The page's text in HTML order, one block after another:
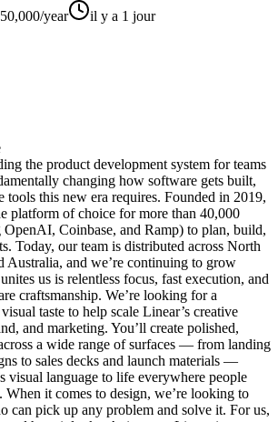
year
il y a 1 jour
the product development system for teams
changing how software gets built,
tools this new era requires. Founded in 2019,
platform of choice for more than 40,000
Coinbase, and Ramp) to plan, build,
Today, our team is distributed across North
Australia, and we’re continuing to grow
us is relentless focus, fast execution, and
craftsmanship. We’re looking for a
taste to help scale Linear’s creative
and marketing. You’ll create polished,
a wide range of surfaces — from landing
to sales decks and launch materials —
visual language to life everywhere people
When it comes to design, we’re looking to
can pick up any problem and solve it. For us,